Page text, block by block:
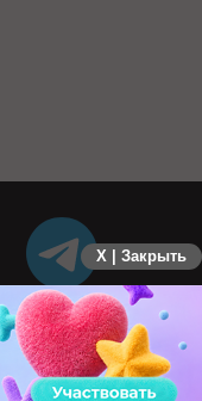
X | Закрыть
ВЕРСИЮ
2026